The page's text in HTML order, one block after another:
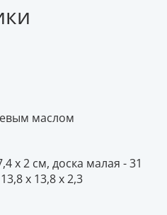
маслом
х 2 см, доска малая - 31
х 13,8 х 2,3